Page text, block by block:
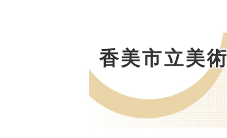
香美市立美